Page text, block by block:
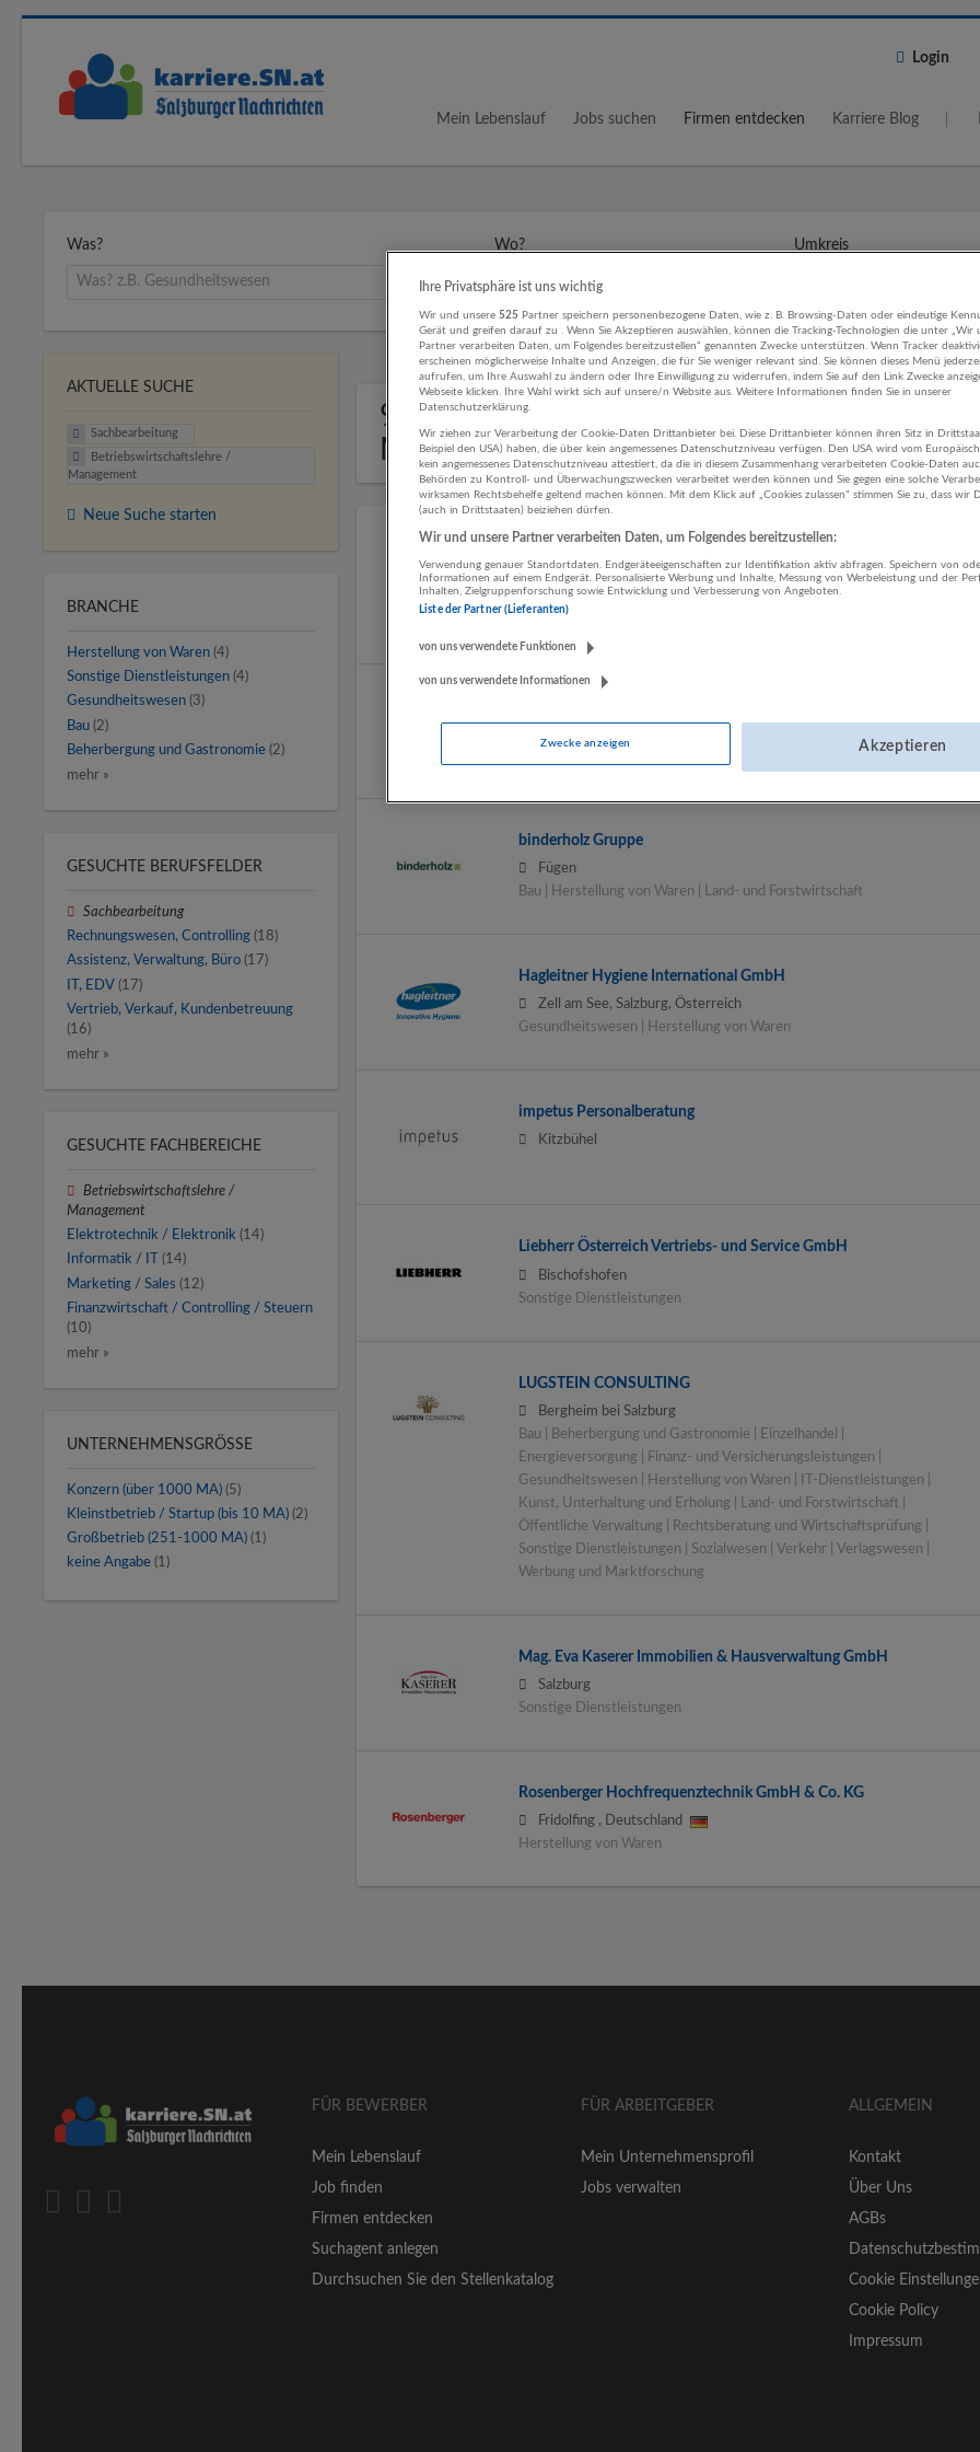
Login
Mein Lebenslauf Jobs suchen Firmen entdecken Karriere Blog
Was? Wo? Umkreis
9 Sachbearbeitung Betriebswirtschaftslehre /
Management Unternehmen
Apleona Infra Services GmbH
Oberhausen,Deutschland
Sonstige Dienstleistungen | Beherbergung und Gastronomie |
binderholz Gruppe
Fügen
Bau | Herstellung von Waren | Land- und Forstwirtschaft
Hagleitner Hygiene International GmbH
Zell am See, Salzburg, Österreich
Gesundheitswesen | Herstellung von Waren
impetus Personalberatung
Kitzbühel
Liebherr Österreich Vertriebs- und Service GmbH
Bischofshofen
Sonstige Dienstleistungen
LUGSTEIN CONSULTING
Bergheim bei Salzburg
Bau | Beherbergung und Gastronomie | Einzelhandel |
Energieversorgung | Finanz- und Versicherungsleistungen |
Gesundheitswesen | Herstellung von Waren | IT-Dienstleistungen |
Kunst, Unterhaltung und Erholung | Land- und Forstwirtschaft |
Öffentliche Verwaltung | Rechtsberatung und Wirtschaftsprüfung |
Sonstige Dienstleistungen | Sozialwesen | Verkehr | Verlagswesen |
Werbung und Marktforschung
Mag. Eva Kaserer Immobilien & Hausverwaltung GmbH
Salzburg
Sonstige Dienstleistungen
Rosenberger Hochfrequenztechnik GmbH & Co. KG
Fridolfing,
Deutschland
Herstellung von Waren
AKTUELLE SUCHE
Sachbearbeitung
Betriebswirtschaftslehre /
Management
Neue Suche starten
BRANCHE
Herstellung von Waren (4)
Sonstige Dienstleistungen (4)
Gesundheitswesen (3)
Bau (2)
Beherbergung und Gastronomie (2)
mehr »
GESUCHTE BERUFSFELDER
Sachbearbeitung
Rechnungswesen, Controlling (18)
Assistenz, Verwaltung, Büro (17)
IT, EDV (17)
Vertrieb, Verkauf, Kundenbetreuung
(16)
mehr »
GESUCHTE FACHBEREICHE
Betriebswirtschaftslehre /
Management
Elektrotechnik / Elektronik (14)
Informatik / IT
(14)
Marketing / Sales (12)
Finanzwirtschaft / Controlling / Steuern
(10)
mehr »
UNTERNEHMENSGRÖSSE
Konzern (über 1000 MA) (5)
Kleinstbetrieb / Startup (bis 10 MA) (2)
Großbetrieb (251-1000 MA) (1)
keine Angabe (1)
FÜR BEWERBER
Mein Lebenslauf
Job finden
Firmen entdecken
Suchagent anlegen
Durchsuchen Sie den Stellenkatalog
FÜR ARBEITGEBER
Mein Unternehmensprofil
Jobs verwalten
ALLGEMEIN
Kontakt
Über Uns
AGBs
Cookie
Cookie Policy
Impressum
Ihre Privatsphäre ist uns wichtig
Wir und unsere525 Partner speichern personenbezogene Daten, wie z. B. Browsing-Daten oder eindeutige
Gerät und greifen darauf zu . Wenn Sie Akzeptieren auswählen, können die Tracking-Technologien die unter „Wir
Partner verarbeiten Daten, um Folgendes bereitzustellen“ genannten Zwecke unterstützen. Wenn Tracker
erscheinen möglicherweise Inhalte und Anzeigen, die für Sie weniger relevant sind. Sie können dieses Menü
aufrufen, um Ihre Auswahl zu ändern oder Ihre Einwilligung zu widerrufen, indem Sie auf den Link Zwecke
Webseite klicken. Ihre Wahl wirkt sich auf unsere/n Website aus. Weitere Informationen finden Sie in unserer
Datenschutzerklärung.
Wir ziehen zur Verarbeitung der Cookie-Daten Drittanbieter bei. Diese Drittanbieter können ihren Sitz in
Beispiel den USA) haben, die über kein angemessenes Datenschutzniveau verfügen. Den USA wird vom
kein angemessenes Datenschutzniveau attestiert, da die in diesem Zusammenhang verarbeiteten Cookie-Daten
Behörden zu Kontroll- und Überwachungszwecken verarbeitet werden können und Sie gegen eine solche
wirksamen Rechtsbehelfe geltend machen können. Mit dem Klick auf „Cookies zulassen“ stimmen Sie zu, dass wir
(auch in Drittstaaten) beiziehen dürfen.
Wir und unsere Partner verarbeiten Daten, um Folgendes bereitzustellen:
Verwendung genauer Standortdaten. Endgeräteeigenschaften zur Identifikation aktiv abfragen. Speichern von
Informationen auf einem Endgerät. Personalisierte Werbung und Inhalte, Messung von Werbeleistung und der
Inhalten, Zielgruppenforschung sowie Entwicklung und Verbesserung von Angeboten.
Liste der Partner (Lieferanten)
von uns verwendete Funktionen
von uns verwendete Informationen
Zwecke anzeigen Akzeptieren